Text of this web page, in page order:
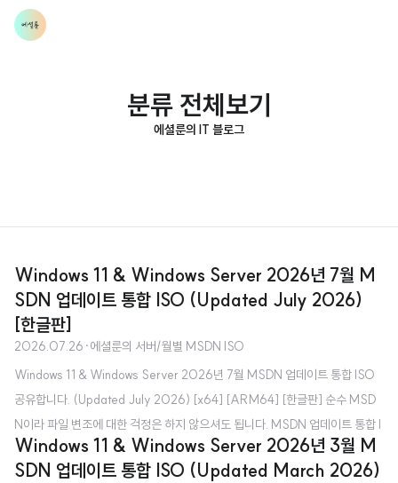
분류 전체보기
에셜룬의 IT 블로그
Windows 11 & Windows Server 2026년 7월 M
SDN 업데이트 통합 ISO (Updated July 2026)
[한글판]
2026.07.26 ·에셜룬의 서버/월별 MSDN ISO
Windows 11 & Windows Server 2026년 7월 MSDN 업데이트 통합 ISO
공유합니다. (Updated July 2026) [x64] [ARM64] [한글판] 순수 MSD
N이라 파일 변조에 대한 걱정은 하지 않으셔도 됩니다. MSDN 업데이트 통합 I
SO가 무엇인가요? - 매월 VSS(전 MSDN) 구독자를 대상으로 제공하는 ISO
로, 최신 Windows 업데이트가 적용된 ISO라고 보시면 됩니다. Microsoft 공
Windows 11 & Windows Server 2026년 3월 M
SDN 업데이트 통합 ISO (Updated March 2026)